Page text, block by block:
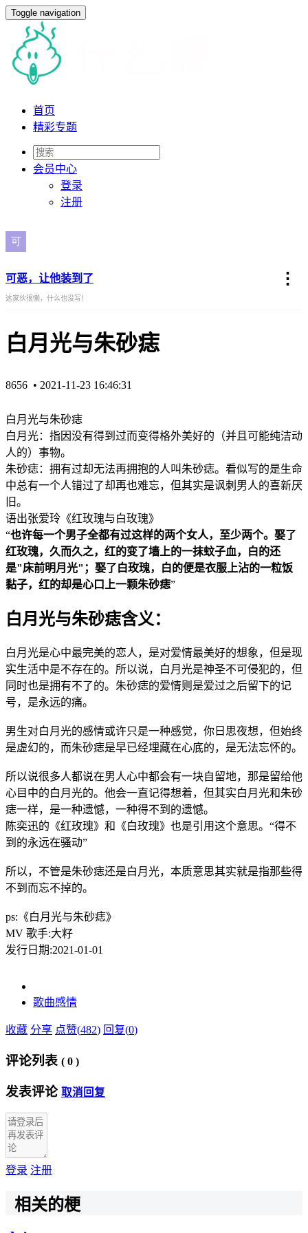
Toggle navigation
首页
精彩专题
会员中心
登录
注册
可恶，让他装到了 ⋮
这家伙很懒，什么也没写！
白月光与朱砂痣
8656 • 2021-11-23 16:46:31
白月光与朱砂痣
白月光：指‌‌因没有得到过而变得格外美好的（并且可能纯洁动
人的）事物。
朱砂痣：拥有过却无法再拥抱的人叫朱砂痣。看似写的是生命
中总有一个人错过了却再也难忘，但其实是讽刺男人的喜新厌
旧。
语出张爱玲《红玫瑰与白玫瑰》
“也许每一个男子全都有过这样的两个女人，至少两个。娶了
红玫瑰，久而久之，红的变了墙上的一抹蚊子血，白的还
是"床前明月光"；娶了白玫瑰，白的便是衣服上沾的一粒饭
黏子，红的却是心口上一颗朱砂痣”
白月光与朱砂痣含义：
白月光是心中最完美的恋人，是对爱情最美好的想象，但是现
实生活中是不存在的。所以说，白月光是神圣不可侵犯的，但
同时也是拥有不了的。朱砂痣的爱情则是爱过之后留下的记
号，是永远的痛。
男生对白月光的感情或许只是一种感觉，你日思夜想，但始终
是虚幻的，而朱砂痣是早已经埋藏在心底的，是无法忘怀的。
所以说很多人都说在男人心中都会有一块自留地，那是留给他
心目中的白月光的。他会一直记得想着，但其实白月光和朱砂
痣一样，是一种遗憾，一种得不到的遗憾。
陈奕迅的《红玫瑰》和《白玫瑰》也是引用这个意思。“得不
到的永远在骚动”
所以，不管是朱砂痣还是白月光，本质意思其实就是指那些得
不到而忘不掉的。
ps:《白月光与朱砂痣》
MV 歌手:大籽
发行日期:2021-01-01
歌曲感情
收藏 分享 点赞(482) 回复(0)
评论列表 ( 0 )
发表评论 取消回复
登录 注册
相关的梗